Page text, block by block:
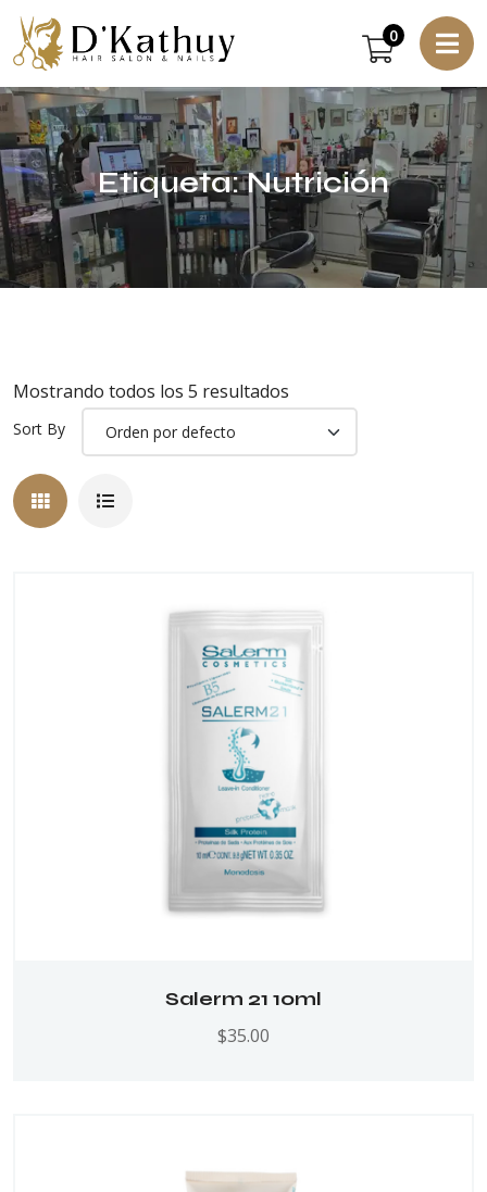
0
Etiqueta:Nutrición
Mostrando todos los 5 resultados
Sort By
Salerm 21 10ml
$35.00